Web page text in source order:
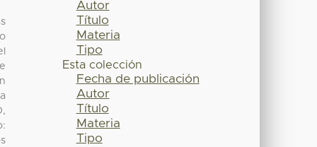
Autor
Título
Materia
Tipo
Esta colección
Fecha de publicación
Autor
Título
Materia
Tipo